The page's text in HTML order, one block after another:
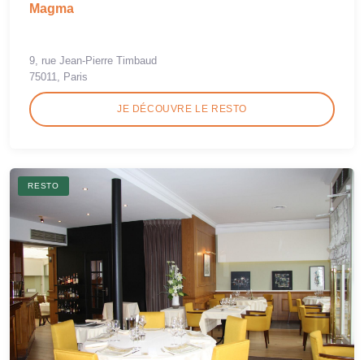
Magma
9, rue Jean-Pierre Timbaud
75011, Paris
JE DÉCOUVRE LE RESTO
RESTO